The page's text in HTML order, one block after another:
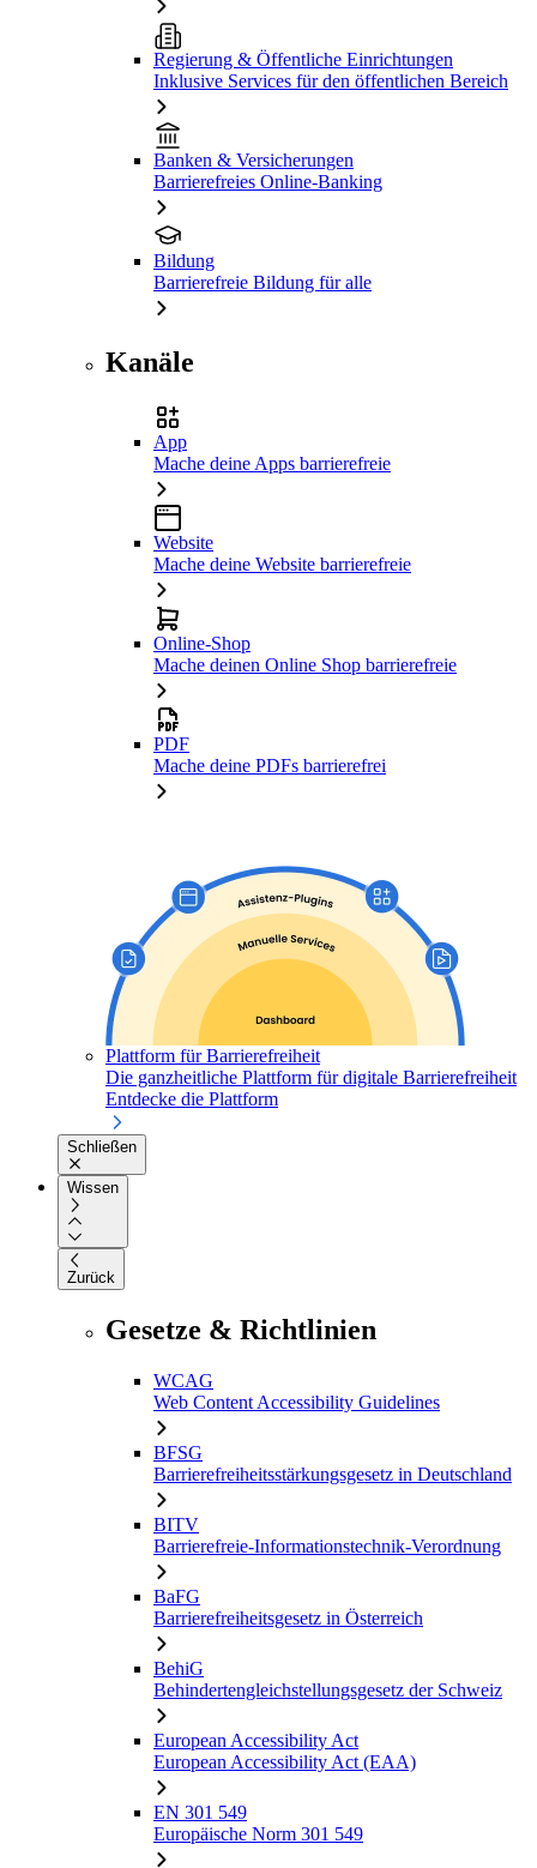
Regierung & Öffentliche Einrichtungen
Inklusive Services für den öffentlichen Bereich
Banken & Versicherungen
Barrierefreies Online-Banking
Bildung
Barrierefreie Bildung für alle
Kanäle
App
Mache deine Apps barrierefreie
Website
Mache deine Website barrierefreie
Online-Shop
Mache deinen Online Shop barrierefreie
PDF
Mache deine PDFs barrierefrei
Plattform für Barrierefreiheit
Die ganzheitliche Plattform für digitale Barrierefreiheit
Entdecke die Plattform
Schließen
Wissen
Zurück
Gesetze & Richtlinien
WCAG
Web Content Accessibility Guidelines
BFSG
Barrierefreiheitsstärkungsgesetz in Deutschland
BITV
Barrierefreie-Informationstechnik-Verordnung
BaFG
Barrierefreiheitsgesetz in Österreich
BehiG
Behindertengleichstellungsgesetz der Schweiz
European Accessibility Act
European Accessibility Act (EAA)
EN 301 549
Europäische Norm 301 549